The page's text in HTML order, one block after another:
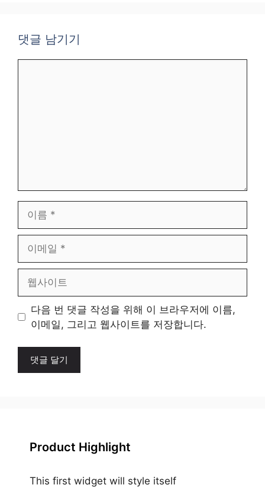
댓글 남기기
일
트
다음 번 댓글 작성을 위해 이 브라우저에 이름,
이메일, 그리고 웹사이트를 저장합니다.
Product Highlight
This first widget will style itself